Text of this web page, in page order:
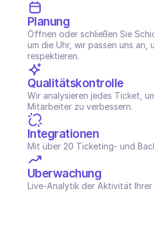
Planung
Öffnen oder schließen Sie
um die Uhr, wir passen uns an,
respektieren.
Qualitätskontrolle
Wir analysieren jedes Ticket,
Mitarbeiter zu verbessern.
Integrationen
Mit über 20 Ticketing- und
Überwachung
Live-Analytik der Aktivität Ihrer